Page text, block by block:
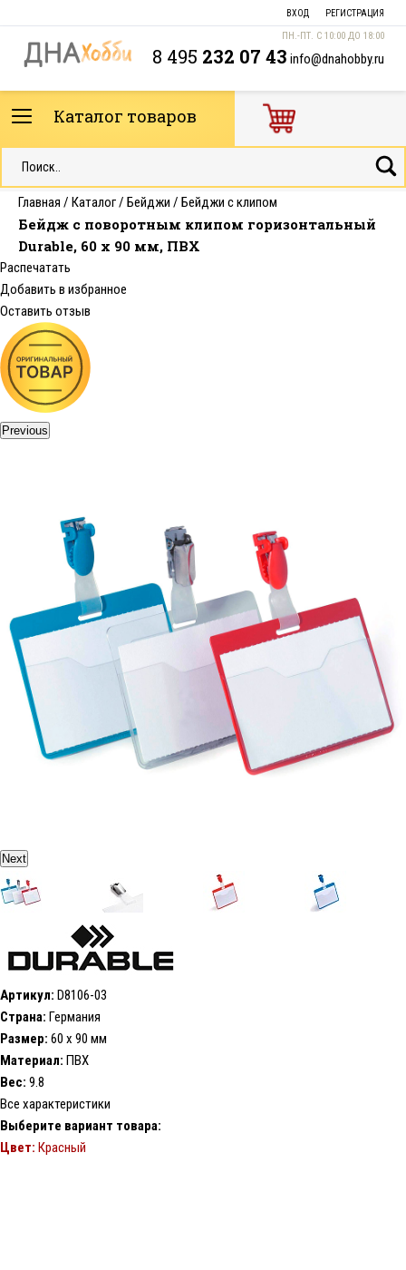
ВХОД РЕГИСТРАЦИЯ
ПН.-ПТ. С 10:00 ДО 18:00
8 495 232 07 43 info@dnahobby.ru
Каталог товаров
Главная / Каталог/ Бейджи / Бейджи с клипом
Бейдж с поворотным клипом горизонтальный
Durable, 60 х 90 мм, ПВХ
Распечатать
Добавить в избранное
Оставить отзыв
Previous
Next
Артикул: D8106-03
Страна: Германия
Размер: 60 х 90 мм
Материал: ПВХ
Вес: 9.8
Все характеристики
Выберите вариант товара:
Цвет: Красный